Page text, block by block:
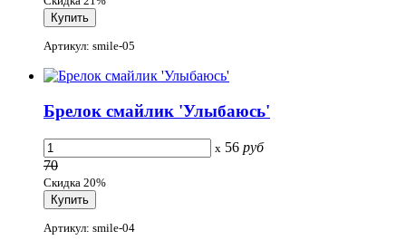
Артикул: smile-05
Брелок смайлик 'Улыбаюсь'
x 56 руб
70
Скидка 20%
Артикул: smile-04